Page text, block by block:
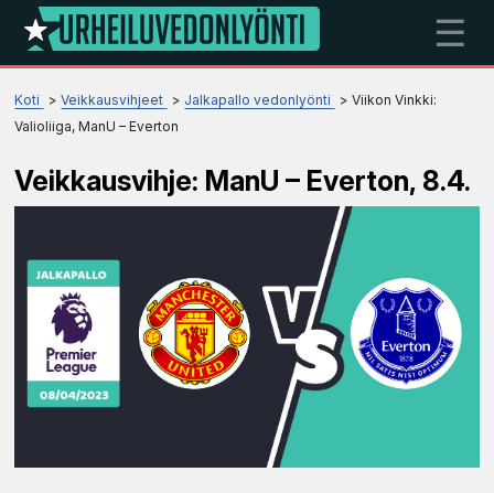
☰
Koti Veikkausvihjeet Jalkapallo vedonlyönti
Viikon Vinkki:
Valioliiga, ManU – Everton
Veikkausvihje: ManU – Everton, 8.4.